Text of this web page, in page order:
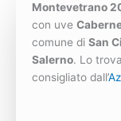
Montevetrano
con uve
comune di San
Salerno. Lo
consigliato dall’